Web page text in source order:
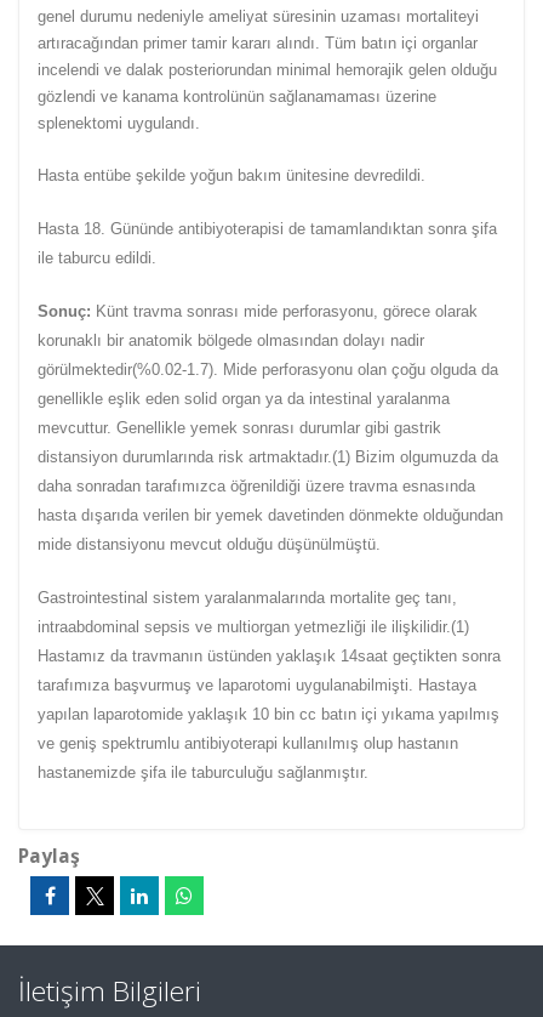
genel durumu nedeniyle ameliyat süresinin uzaması mortaliteyi
artıracağından primer tamir kararı alındı. Tüm batın içi organlar
incelendi ve dalak posteriorundan minimal hemorajik gelen olduğu
gözlendi ve kanama kontrolünün sağlanamaması üzerine
splenektomi uygulandı.
Hasta entübe şekilde yoğun bakım ünitesine devredildi.
Hasta 18. Gününde antibiyoterapisi de tamamlandıktan sonra şifa
ile taburcu edildi.
Sonuç: Künt travma sonrası mide perforasyonu, görece olarak
korunaklı bir anatomik bölgede olmasından dolayı nadir
görülmektedir(%0.02-1.7). Mide perforasyonu olan çoğu olguda da
genellikle eşlik eden solid organ ya da intestinal yaralanma
mevcuttur. Genellikle yemek sonrası durumlar gibi gastrik
distansiyon durumlarında risk artmaktadır.(1) Bizim olgumuzda da
daha sonradan tarafımızca öğrenildiği üzere travma esnasında
hasta dışarıda verilen bir yemek davetinden dönmekte olduğundan
mide distansiyonu mevcut olduğu düşünülmüştü.
Gastrointestinal sistem yaralanmalarında mortalite geç tanı,
intraabdominal sepsis ve multiorgan yetmezliği ile ilişkilidir.(1)
Hastamız da travmanın üstünden yaklaşık 14saat geçtikten sonra
tarafımıza başvurmuş ve laparotomi uygulanabilmişti. Hastaya
yapılan laparotomide yaklaşık 10 bin cc batın içi yıkama yapılmış
ve geniş spektrumlu antibiyoterapi kullanılmış olup hastanın
hastanemizde şifa ile taburculuğu sağlanmıştır.
Paylaş
İletişim Bilgileri